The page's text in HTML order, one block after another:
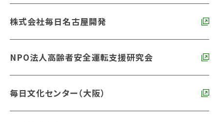
株式会社毎日名古屋開発
NPO法人高齢者安全運転支援研究会
毎日文化センター（大阪）